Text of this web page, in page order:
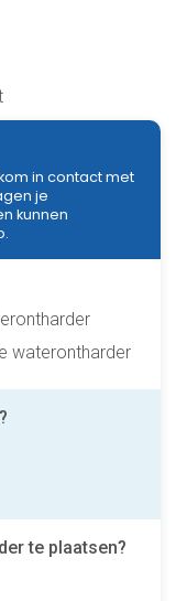
in contact met
je
kunnen
waterontharder
te plaatsen?